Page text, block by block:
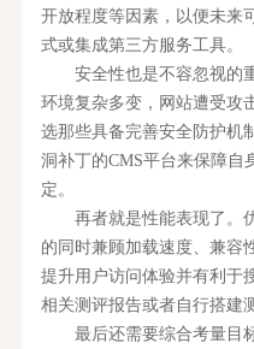
开放程度等因素，以便未来
式或集成第三方服务工具。
安全性也是不容忽视的重
环境复杂多变，网站遭受攻
选那些具备完善安全防护机
洞补丁的CMS平台来保障自
定。
再者就是性能表现了。优
的同时兼顾加载速度、兼容
提升用户访问体验并有利于
相关测评报告或者自行搭建
最后还需要综合考量目标